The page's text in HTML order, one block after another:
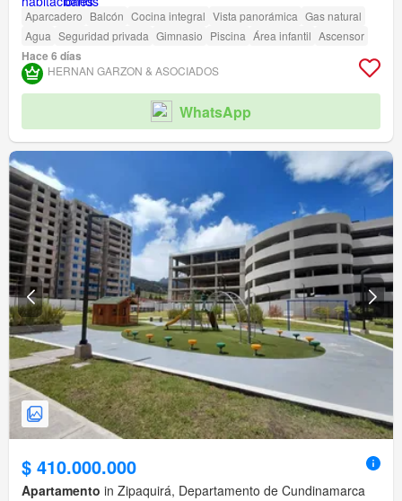
Aparcadero Balcón Cocina integral Vista panorámica Gas natural
Agua Seguridad privada Gimnasio Piscina Área infantil Ascensor
Hace 6 días
HERNAN GARZON & ASOCIADOS
WhatsApp
$ 410.000.000
Apartamento in Zipaquirá, Departamento de Cundinamarca